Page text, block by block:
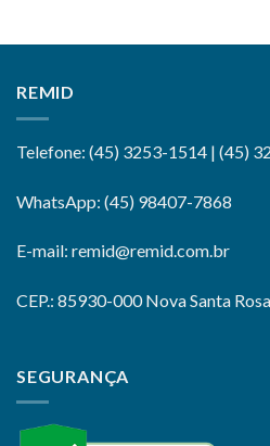
REMID
Telefone: (45) 3253-1514 | (45)
WhatsApp: (45) 98407-7868
E-mail: remid@remid.com.br
CEP.: 85930-000 Nova Santa
SEGURANÇA